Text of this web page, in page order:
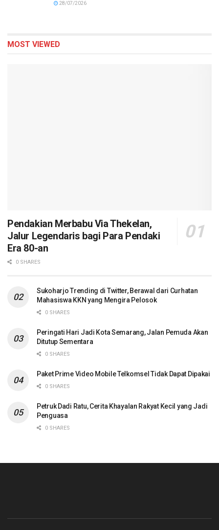
28/07/2026
MOST VIEWED
Pendakian Merbabu Via Thekelan,
Jalur Legendaris bagi Para Pendaki
Era 80-an
0 SHARES
Sukoharjo Trending di Twitter, Berawal dari Curhatan
Mahasiswa KKN yang Mengira Pelosok
0 SHARES
Peringati Hari Jadi Kota Semarang, Jalan Pemuda Akan
Ditutup Sementara
0 SHARES
Paket Prime Video Mobile Telkomsel Tidak Dapat Dipakai
0 SHARES
Petruk Dadi Ratu, Cerita Khayalan Rakyat Kecil yang Jadi
Penguasa
0 SHARES